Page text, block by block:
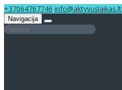
+37064767746 info@aktyvuslaikas.lt
Navigacija